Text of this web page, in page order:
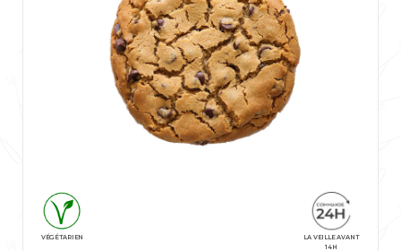
LA VEILLE AVANT
14H
VÉGÉTARIEN